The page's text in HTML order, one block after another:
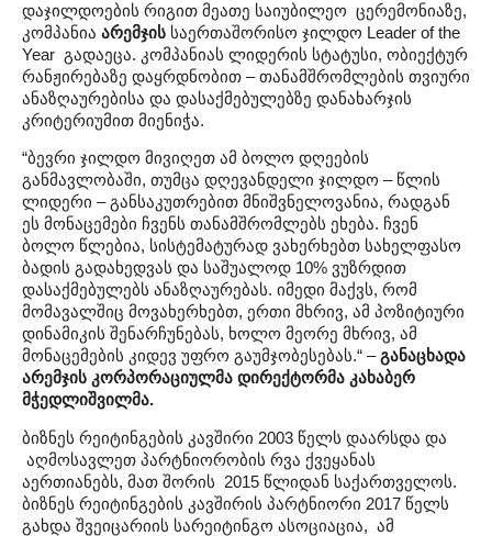
დაჯილდოების რიგით მეათე საიუბილეო ცერემონიაზე,
კომპანია არემჯის საერთაშორისო ჯილდო Leader of the
Year გადაეცა. კომპანიას ლიდერის სტატუსი, ობიექტურ
რანჟირებაზე დაყრდნობით – თანამშრომლების თვიური
ანაზღაურებისა და დასაქმებულებზე დანახარჯის
კრიტერიუმით მიენიჭა.
“ბევრი ჯილდო მივიღეთ ამ ბოლო დღეების
განმავლობაში, თუმცა დღევანდელი ჯილდო – წლის
ლიდერი – განსაკუთრებით მნიშვნელოვანია, რადგან
ეს მონაცემები ჩვენს თანამშრომლებს ეხება. ჩვენ
ბოლო წლებია, სისტემატურად ვახერხებთ სახელფასო
ბადის გადახედვას და საშუალოდ 10% ვუზრდით
დასაქმებულებს ანაზღაურებას. იმედი მაქვს, რომ
მომავალშიც მოვახერხებთ, ერთი მხრივ, ამ პოზიტიური
დინამიკის შენარჩუნებას, ხოლო მეორე მხრივ, ამ
მონაცემების კიდევ უფრო გაუმჯობესებას.“ –განაცხადა
არემჯის კორპორაციულმა დირექტორმა კახაბერ
მჭედლიშვილმა.
ბიზნეს რეიტინგების კავშირი 2003 წელს დაარსდა და
აღმოსავლეთ პარტნიორობის რვა ქვეყანას
აერთიანებს, მათ შორის 2015 წლიდან საქართველოს.
ბიზნეს რეიტინგების კავშირის პარტნიორი 2017 წელს
გახდა შვეიცარიის სარეიტინგო ასოციაცია, ამ